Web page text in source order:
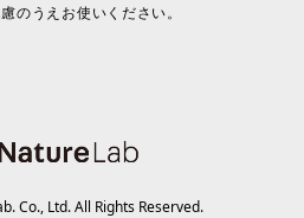
のうえお使いください。
Co., Ltd. All Rights Reserved.